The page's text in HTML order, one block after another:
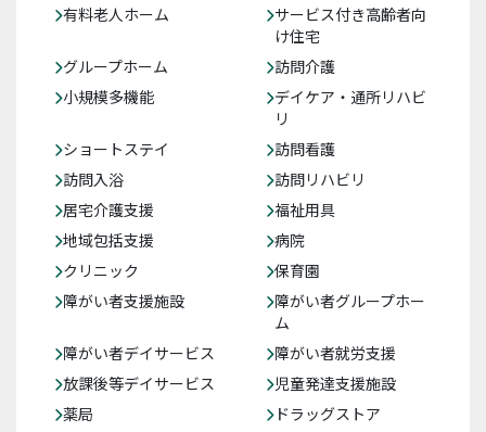
有料老人ホーム
サービス付き高齢者向
け住宅
グループホーム
訪問介護
小規模多機能
デイケア・通所リハビ
リ
ショートステイ
訪問看護
訪問入浴
訪問リハビリ
居宅介護支援
福祉用具
地域包括支援
病院
クリニック
保育園
障がい者支援施設
障がい者グループホー
ム
障がい者デイサービス
障がい者就労支援
放課後等デイサービス
児童発達支援施設
薬局
ドラッグストア